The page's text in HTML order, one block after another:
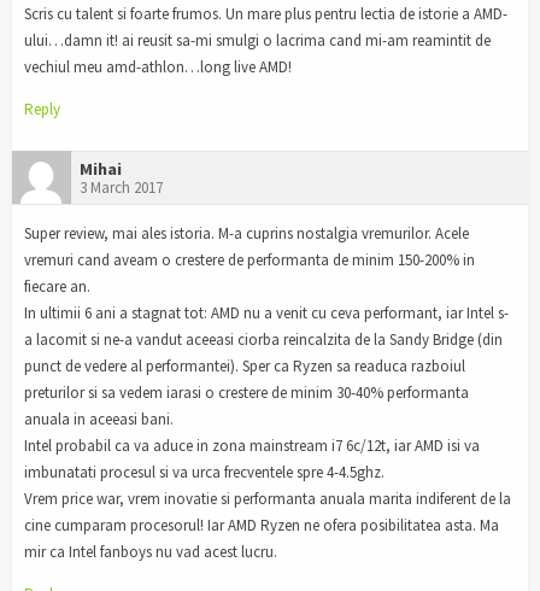
Scris cu talent si foarte frumos. Un mare plus pentru lectia de istorie a AMD-
ului…damn it! ai reusit sa-mi smulgi o lacrima cand mi-am reamintit de
vechiul meu amd-athlon…long live AMD!
Reply
Mihai
3 March 2017
Super review, mai ales istoria. M-a cuprins nostalgia vremurilor. Acele
vremuri cand aveam o crestere de performanta de minim 150-200% in
fiecare an.
In ultimii 6 ani a stagnat tot: AMD nu a venit cu ceva performant, iar Intel s-
a lacomit si ne-a vandut aceeasi ciorba reincalzita de la Sandy Bridge (din
punct de vedere al performantei). Sper ca Ryzen sa readuca razboiul
preturilor si sa vedem iarasi o crestere de minim 30-40% performanta
anuala in aceeasi bani.
Intel probabil ca va aduce in zona mainstream i7 6c/12t, iar AMD isi va
imbunatati procesul si va urca frecventele spre 4-4.5ghz.
Vrem price war, vrem inovatie si performanta anuala marita indiferent de la
cine cumparam procesorul! Iar AMD Ryzen ne ofera posibilitatea asta. Ma
mir ca Intel fanboys nu vad acest lucru.